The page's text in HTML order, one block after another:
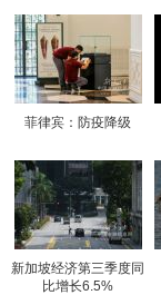
菲律宾：防疫降级
新加坡经济第三季度同
比增长6.5%